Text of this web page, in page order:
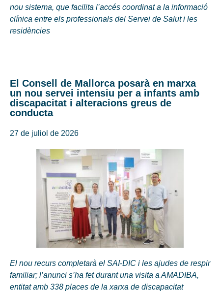
nou sistema, que facilita l’accés coordinat a la informació
clínica entre els professionals del Servei de Salut i les
residències
El Consell de Mallorca posarà en marxa
un nou servei intensiu per a infants amb
discapacitat i alteracions greus de
conducta
27 de juliol de 2026
El nou recurs completarà el SAI-DIC i les ajudes de respir
familiar; l’anunci s’ha fet durant una visita a AMADIBA,
entitat amb 338 places de la xarxa de discapacitat